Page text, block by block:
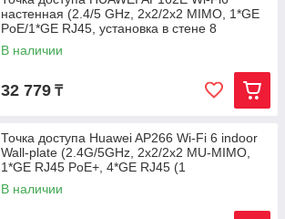
настенная (2.4/5 GHz, 2x2/2x2 MIMO, 1*GE
PoE/1*GE RJ45, установка в стене 8
В наличии
32 779 ₸
Точка доступа Huawei AP266 Wi-Fi 6 indoor
Wall-plate (2.4G/5GHz, 2x2/2x2 MU-MIMO,
1*GE RJ45 PoE+, 4*GE RJ45 (1
В наличии